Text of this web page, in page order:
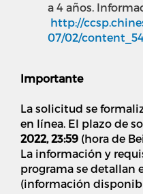
a 4 años.
http://
07/02/
Importante
La solicitud se
en línea. El plazo de
2022, 23:59 (hora de
La información y
programa se detallan
(información